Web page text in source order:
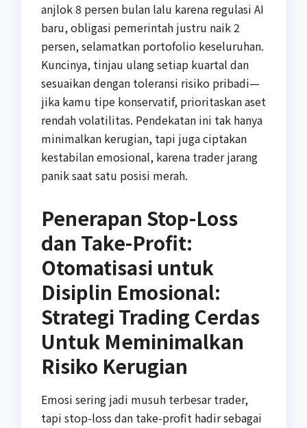
anjlok 8 persen bulan lalu karena regulasi AI
baru, obligasi pemerintah justru naik 2
persen, selamatkan portofolio keseluruhan.
Kuncinya, tinjau ulang setiap kuartal dan
sesuaikan dengan toleransi risiko pribadi—
jika kamu tipe konservatif, prioritaskan aset
rendah volatilitas. Pendekatan ini tak hanya
minimalkan kerugian, tapi juga ciptakan
kestabilan emosional, karena trader jarang
panik saat satu posisi merah.
Penerapan Stop-Loss
dan Take-Profit:
Otomatisasi untuk
Disiplin Emosional:
Strategi Trading Cerdas
Untuk Meminimalkan
Risiko Kerugian
Emosi sering jadi musuh terbesar trader,
tapi stop-loss dan take-profit hadir sebagai